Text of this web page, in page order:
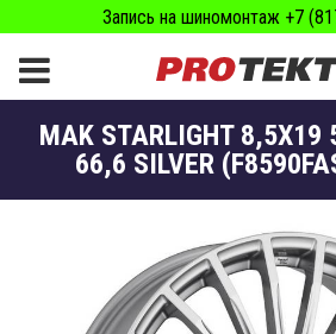
Запись на шиномонтаж +7
MAK STARLIGHT 8,5X19
66,6 SILVER